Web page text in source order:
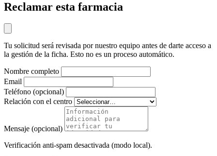
Reclamar esta farmacia
Tu solicitud será revisada por nuestro equipo antes de darte acceso a
la gestión de la ficha. Esto no es un proceso automático.
Nombre completo
Email
Teléfono (opcional)
Relación con el centro
Mensaje (opcional)
Verificación anti-spam desactivada (modo local).